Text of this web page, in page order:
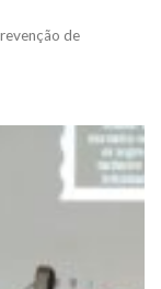
de